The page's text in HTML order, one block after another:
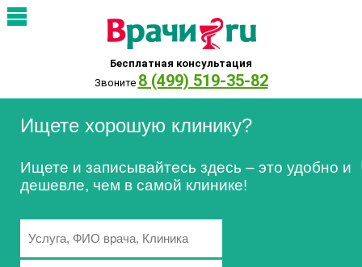
Бесплатная консультация
Звоните 8 (499) 519-35-82
Ищете хорошую клинику?
Ищете и записывайтесь здесь – это удобно и
дешевле, чем в самой клинике!